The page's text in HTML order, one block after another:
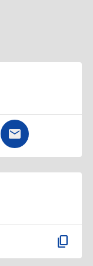
content_copy